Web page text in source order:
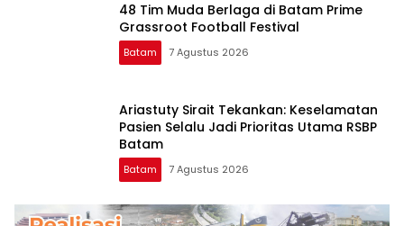
48 Tim Muda Berlaga di Batam Prime
Grassroot Football Festival
Batam 7 Agustus 2026
Ariastuty Sirait Tekankan: Keselamatan
Pasien Selalu Jadi Prioritas Utama RSBP
Batam
Batam 7 Agustus 2026